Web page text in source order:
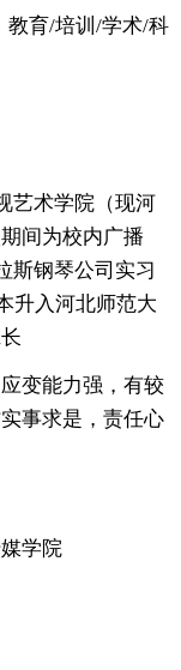
教育/培训/学术/科
艺术学院（现河
间为校内广播
斯钢琴公司实习
升入河北师范大
变能力强，有较
事求是，责任心
学院